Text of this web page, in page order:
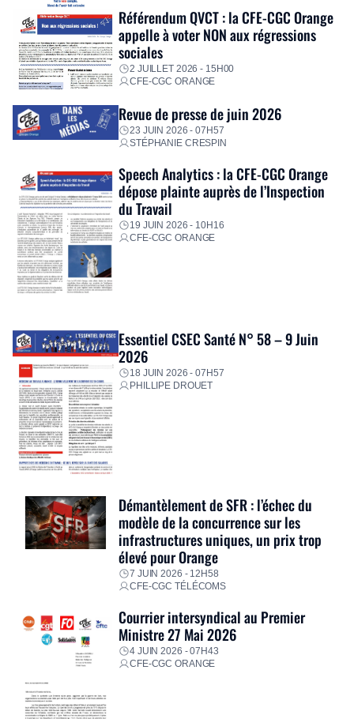
Référendum QVCT : la CFE-CGC Orange
appelle à voter NON aux régressions
sociales
2 JUILLET 2026 - 15H00
CFE-CGC ORANGE
Revue de presse de juin 2026
23 JUIN 2026 - 07H57
STÉPHANIE CRESPIN
Speech Analytics : la CFE-CGC Orange
dépose plainte auprès de l’Inspection
du Travail
19 JUIN 2026 - 10H16
CFE-CGC ORANGE
Essentiel CSEC Santé N° 58 – 9 Juin
2026
18 JUIN 2026 - 07H57
PHILLIPE DROUET
Démantèlement de SFR : l’échec du
modèle de la concurrence sur les
infrastructures uniques, un prix trop
élevé pour Orange
7 JUIN 2026 - 12H58
CFE-CGC TÉLÉCOMS
Courrier intersyndical au Premier
Ministre 27 Mai 2026
4 JUIN 2026 - 07H43
CFE-CGC ORANGE